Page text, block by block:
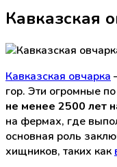
Кавказская
Кавказская овчарка
гор. Эти огромные
не менее 2500 лет
на фермах, где
основная роль
хищников, таких как